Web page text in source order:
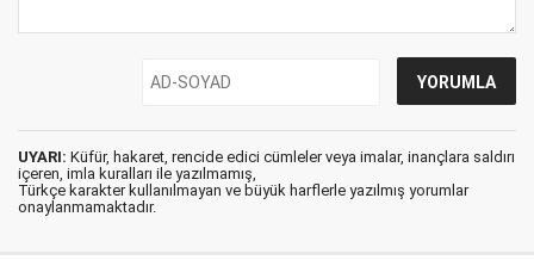
UYARI: Küfür, hakaret, rencide edici cümleler veya imalar, inançlara saldırı
içeren, imla kuralları ile yazılmamış,
Türkçe karakter kullanılmayan ve büyük harflerle yazılmış yorumlar
onaylanmamaktadır.